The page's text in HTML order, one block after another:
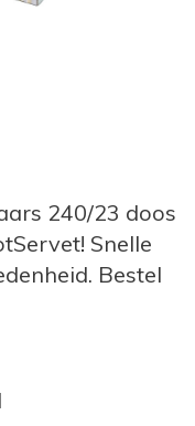
240/23 doos
Snelle
Bestel